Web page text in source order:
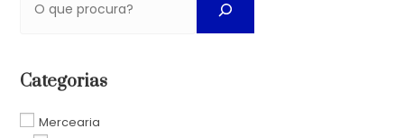
Categorias
Mercearia